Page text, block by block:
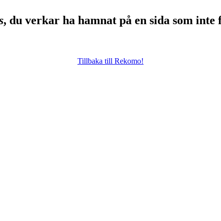
, du verkar ha hamnat på en sida som inte
Tillbaka till Rekomo!